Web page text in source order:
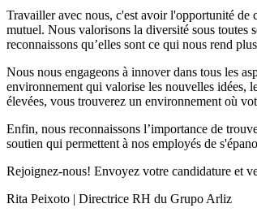
Travailler avec nous, c'est avoir l'opportunité de
mutuel. Nous valorisons la diversité sous toutes
reconnaissons qu’elles sont ce qui nous rend
Nous nous engageons à innover dans tous les
environnement qui valorise les nouvelles idées,
élevées, vous trouverez un environnement où
Enfin, nous reconnaissons l’importance de
soutien qui permettent à nos employés de
Rejoignez-nous! Envoyez votre candidature et
Rita Peixoto | Directrice RH du Grupo Arliz